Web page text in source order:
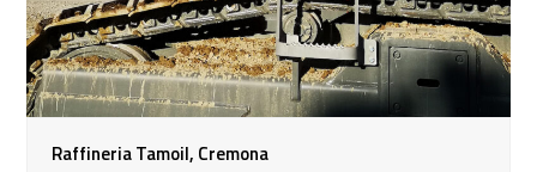
Raffineria Tamoil, Cremona